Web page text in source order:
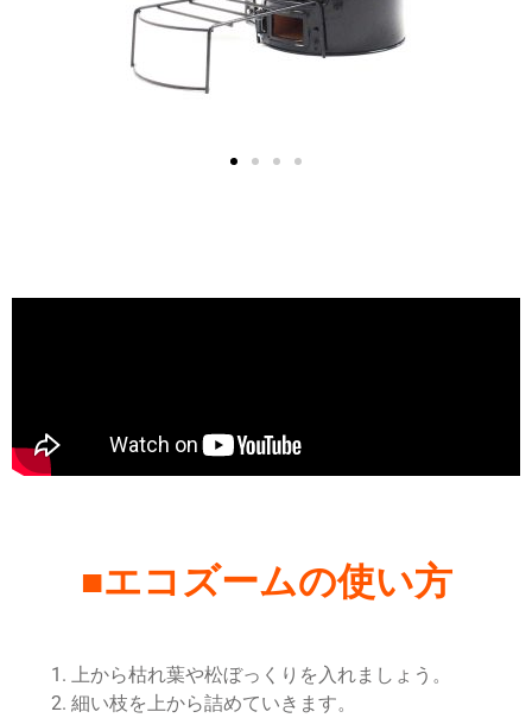
■エコズームの使い方
上から枯れ葉や松ぼっくりを入れましょう。
細い枝を上から詰めていきます。